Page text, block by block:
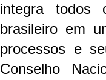
integra todos
brasileiro em
processos e
Conselho